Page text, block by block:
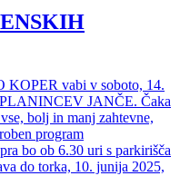
vabi v soboto, 14.
JANČE. Čaka
bolj in manj zahtevne,
program
bo ob 6.30 uri s parkirišča
do torka, 10. junija 2025,